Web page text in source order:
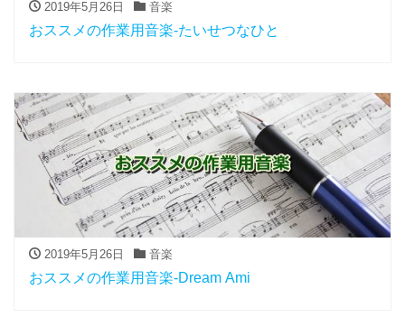
2019年5月26日 音楽
おススメの作業用音楽-たいせつなひと
2019年5月26日 音楽
おススメの作業用音楽-Dream Ami